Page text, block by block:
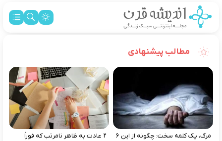
مطالب پیشنهادی
مرگ، یک کلمه سخت: چگونه از این ۶
۲ عادت به‌ ظاهر نامرتب که فوراً